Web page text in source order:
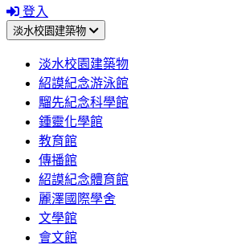
登入
淡水校園建築物
淡水校園建築物
紹謨紀念游泳館
騮先紀念科學館
鍾靈化學館
教育館
傳播館
紹謨紀念體育館
麗澤國際學舍
文學館
會文館